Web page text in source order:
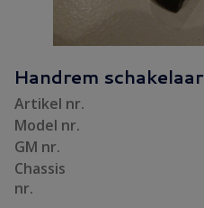
Handrem schakelaar
Artikel nr.
Model nr.
GM nr.
Chassis
nr.